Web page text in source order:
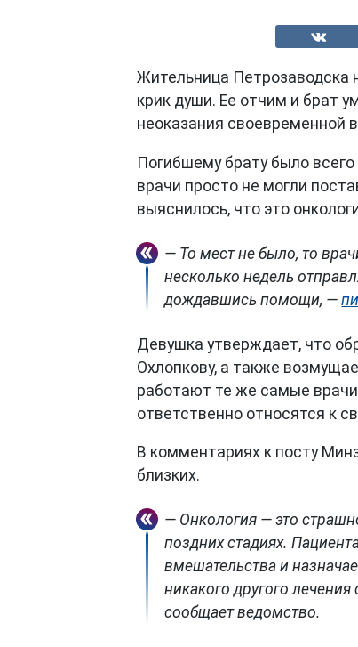
Жительница Петрозаводска
крик души. Ее отчим и брат
неоказания своевременной
Погибшему брату было
врачи просто не могли
выяснилось, что это
— То мест не было, то
несколько недель
дождавшись помощи, —
Девушка утверждает, что
Охлопкову, а также
работают те же самые
ответственно относятся к
В комментариях к посту
близких.
— Онкология — это
поздних стадиях.
вмешательства и
никакого другого
сообщает ведомство.